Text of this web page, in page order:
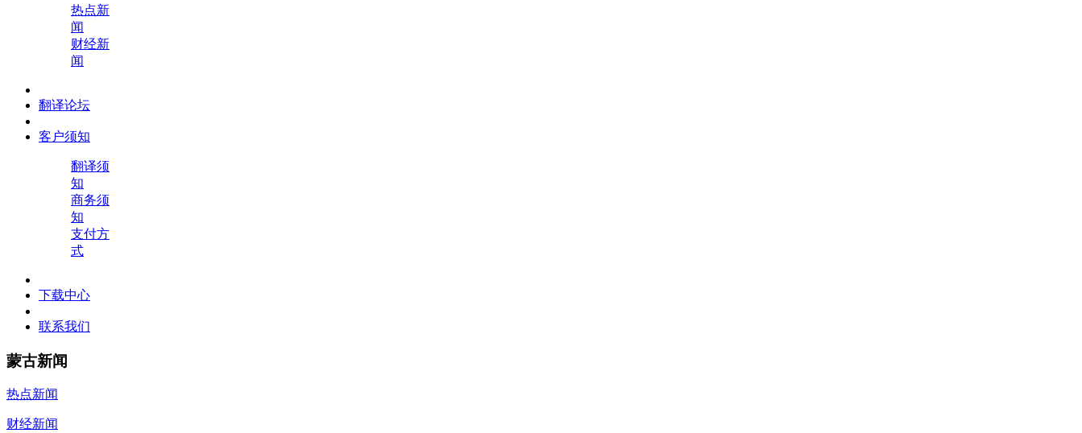
热点新
闻
财经新
闻
翻译论坛
客户须知
翻译须
知
商务须
知
支付方
式
下载中心
联系我们
蒙古新闻
热点新闻
财经新闻